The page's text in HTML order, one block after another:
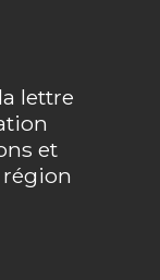
lettre
et